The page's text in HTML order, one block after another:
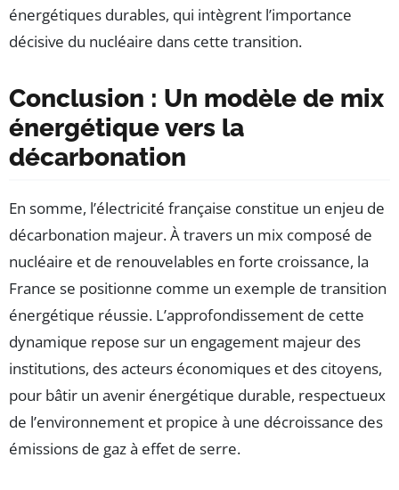
énergétiques durables, qui intègrent l’importance
décisive du nucléaire dans cette transition.
Conclusion : Un modèle de mix
énergétique vers la
décarbonation
En somme, l’électricité française constitue un enjeu de
décarbonation majeur. À travers un mix composé de
nucléaire et de renouvelables en forte croissance, la
France se positionne comme un exemple de transition
énergétique réussie. L’approfondissement de cette
dynamique repose sur un engagement majeur des
institutions, des acteurs économiques et des citoyens,
pour bâtir un avenir énergétique durable, respectueux
de l’environnement et propice à une décroissance des
émissions de gaz à effet de serre.